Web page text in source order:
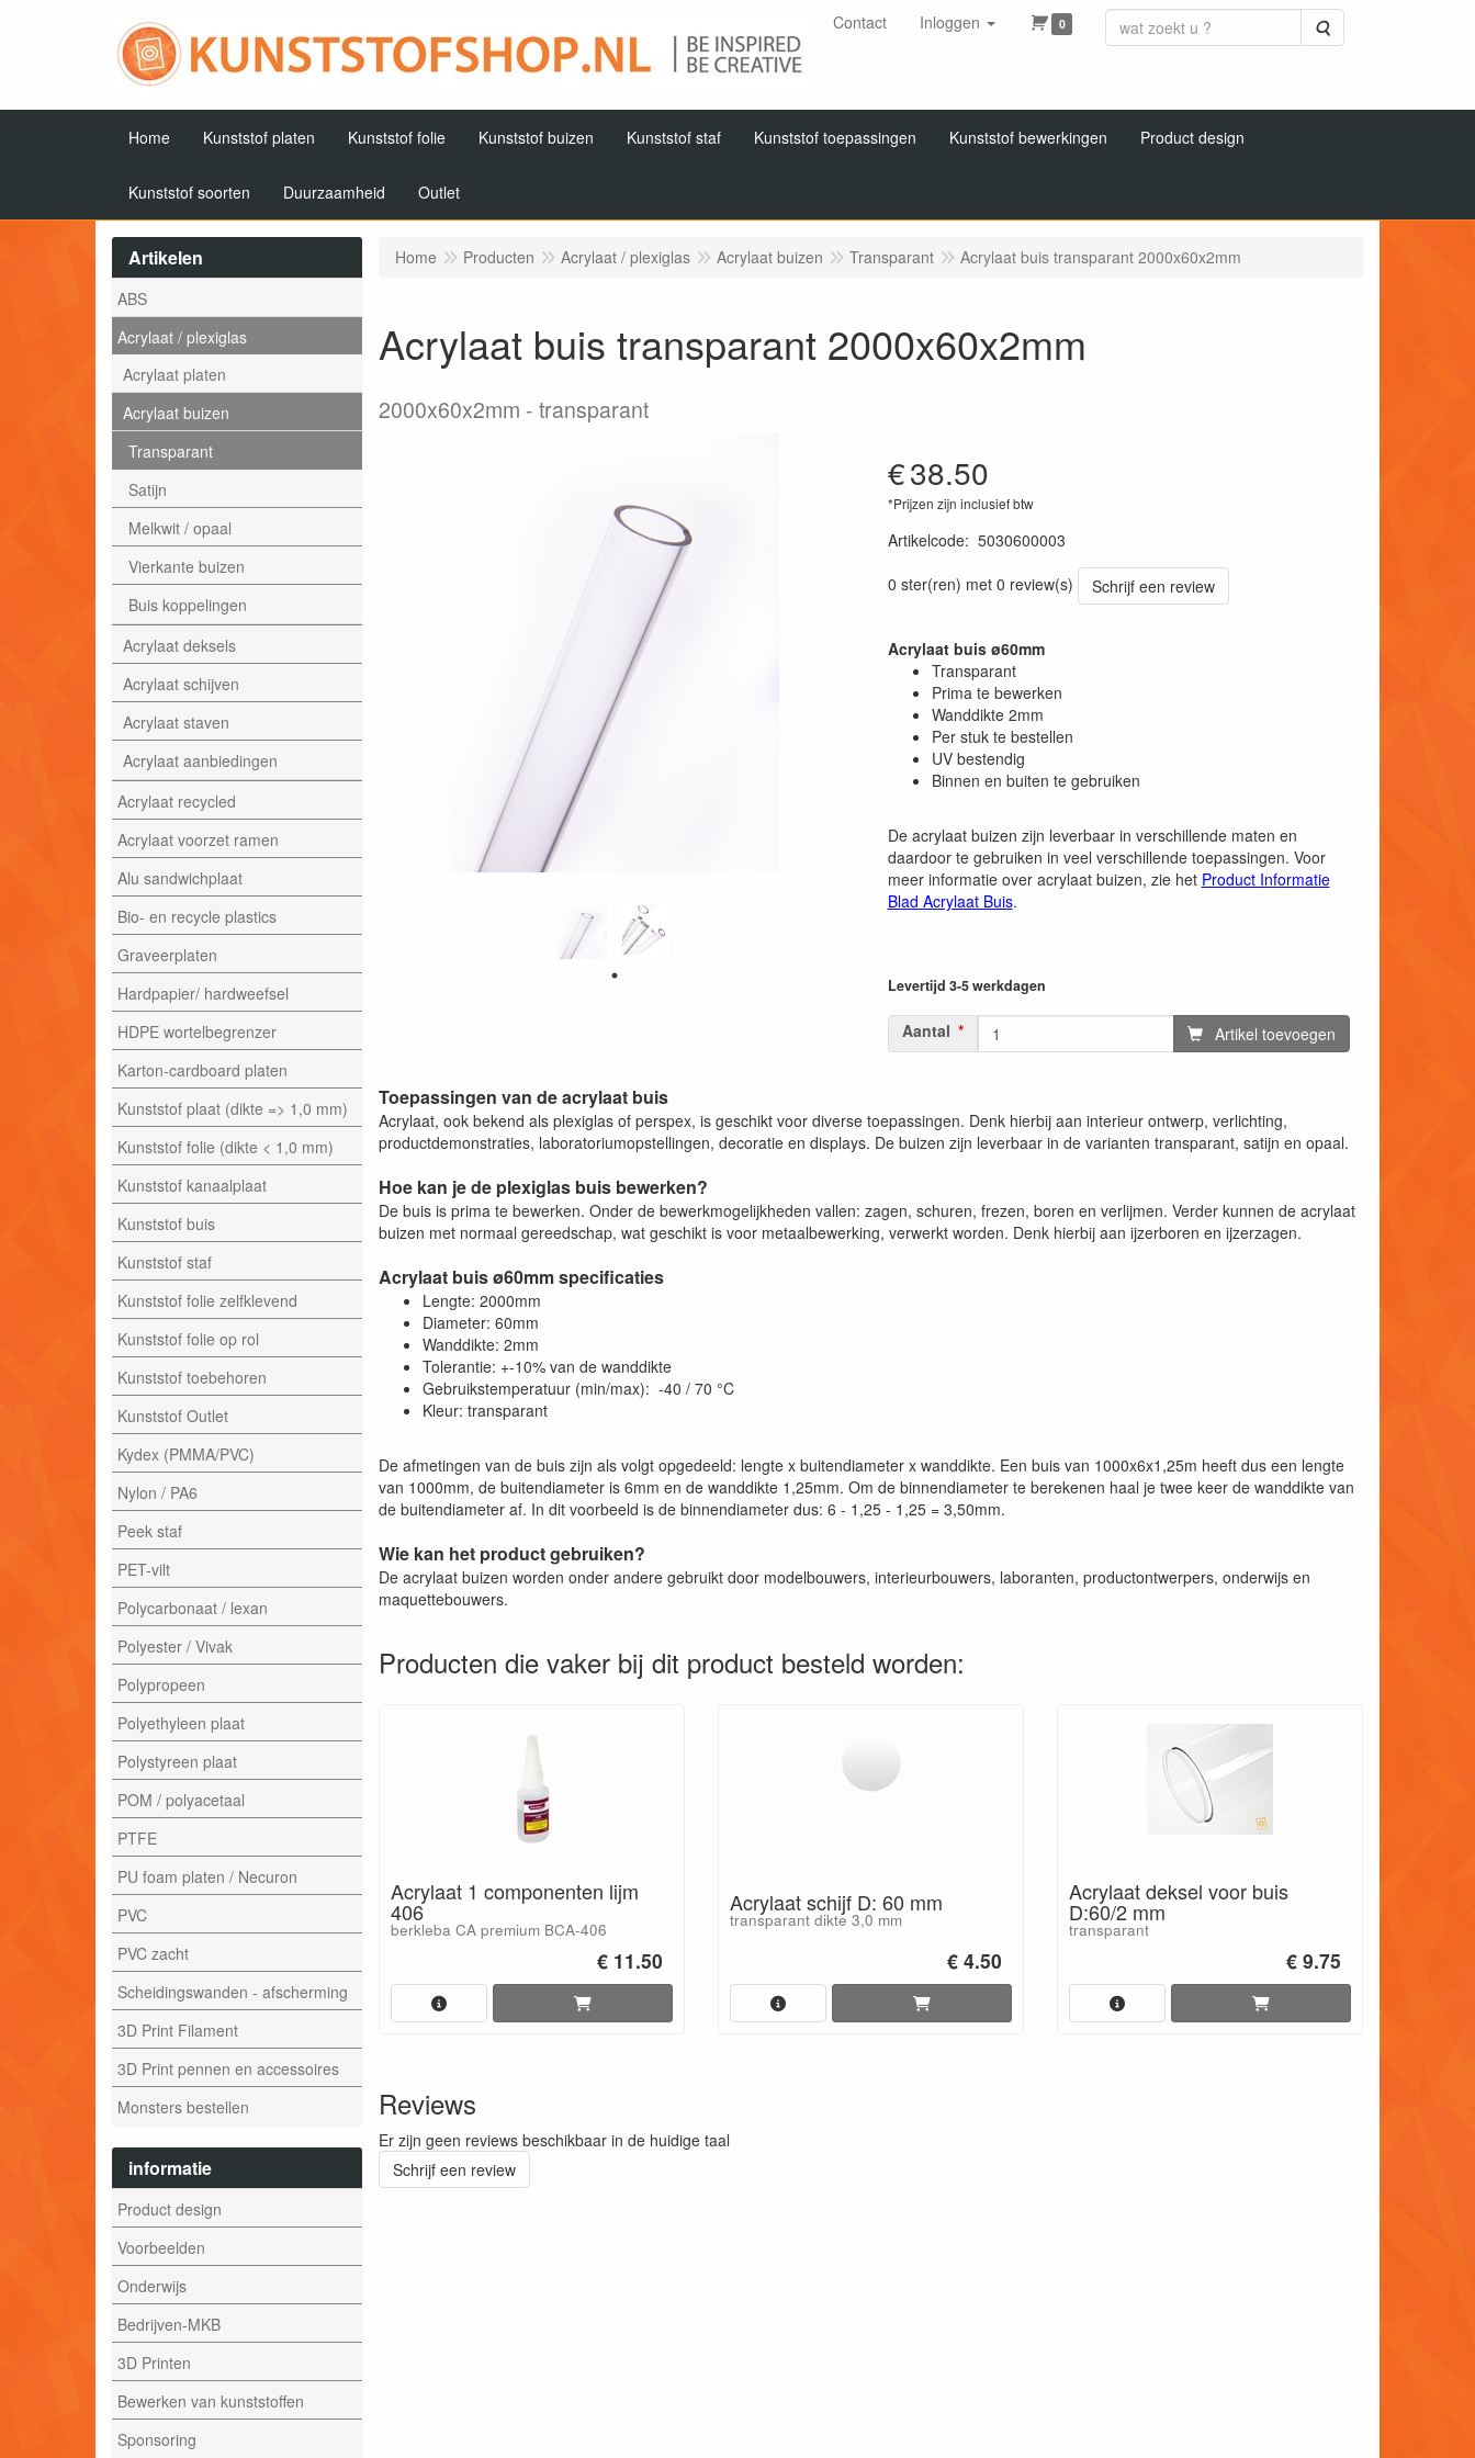
Contact Inloggen 0 Zoeken
Home Kunststof platen Kunststof folie Kunststof buizen Kunststof staf Kunststof toepassingen Kunststof bewerkingen Product design
Kunststof soorten Duurzaamheid Outlet
Artikelen
ABS
Acrylaat / plexiglas
Acrylaat platen
Acrylaat buizen
Transparant
Satijn
Melkwit / opaal
Vierkante buizen
Buis koppelingen
Acrylaat deksels
Acrylaat schijven
Acrylaat staven
Acrylaat aanbiedingen
Acrylaat recycled
Acrylaat voorzet ramen
Alu sandwichplaat
Bio- en recycle plastics
Graveerplaten
Hardpapier/ hardweefsel
HDPE wortelbegrenzer
Karton-cardboard platen
Kunststof plaat (dikte => 1,0 mm)
Kunststof folie (dikte < 1,0 mm)
Kunststof kanaalplaat
Kunststof buis
Kunststof staf
Kunststof folie zelfklevend
Kunststof folie op rol
Kunststof toebehoren
Kunststof Outlet
Kydex (PMMA/PVC)
Nylon / PA6
Peek staf
PET-vilt
Polycarbonaat / lexan
Polyester / Vivak
Polypropeen
Polyethyleen plaat
Polystyreen plaat
POM / polyacetaal
PTFE
PU foam platen / Necuron
PVC
PVC zacht
Scheidingswanden - afscherming
3D Print Filament
3D Print pennen en accessoires
Monsters bestellen
informatie
Product design
Voorbeelden
Onderwijs
Bedrijven-MKB
3D Printen
Bewerken van kunststoffen
Sponsoring
Home Producten Acrylaat / plexiglas Acrylaat buizen Transparant Acrylaat buis transparant 2000x60x2mm
Acrylaat buis transparant 2000x60x2mm
2000x60x2mm transparant
€38.50
*Prijzen zijn inclusief btw
Artikelcode: 5030600003
0 ster(ren) met 0 review(s)
Schrijf een review
Acrylaat buis ø60mm
Transparant
Prima te bewerken
Wanddikte 2mm
Per stuk te bestellen
UV bestendig
Binnen en buiten te gebruiken
De acrylaat buizen zijn leverbaar in verschillende maten en
daardoor te gebruiken in veel verschillende toepassingen. Voor
meer informatie over acrylaat buizen, zie het Product Informatie
Blad Acrylaat Buis.
Levertijd 3-5 werkdagen
Aantal Artikel toevoegen
Toepassingen van de acrylaat buis
Acrylaat, ook bekend als plexiglas of perspex, is geschikt voor diverse toepassingen. Denk hierbij aan interieur ontwerp, verlichting,
productdemonstraties, laboratoriumopstellingen, decoratie en displays. De buizen zijn leverbaar in de varianten transparant, satijn en opaal.
Hoe kan je de plexiglas buis bewerken?
De buis is prima te bewerken. Onder de bewerkmogelijkheden vallen: zagen, schuren, frezen, boren en verlijmen. Verder kunnen de acrylaat
buizen met normaal gereedschap, wat geschikt is voor metaalbewerking, verwerkt worden. Denk hierbij aan ijzerboren en ijzerzagen.
Acrylaat buis ø60mm specificaties
Lengte: 2000mm
Diameter: 60mm
Wanddikte: 2mm
Tolerantie: +-10% van de wanddikte
Gebruikstemperatuur (min/max): -40 / 70 °C
Kleur: transparant
De afmetingen van de buis zijn als volgt opgedeeld: lengte x buitendiameter x wanddikte. Een buis van 1000x6x1,25m heeft dus een lengte
van 1000mm, de buitendiameter is 6mm en de wanddikte 1,25mm. Om de binnendiameter te berekenen haal je twee keer de wanddikte van
de buitendiameter af. In dit voorbeeld is de binnendiameter dus: 6 - 1,25 - 1,25 = 3,50mm.
Wie kan het product gebruiken?
De acrylaat buizen worden onder andere gebruikt door modelbouwers, interieurbouwers, laboranten, productontwerpers, onderwijs en
maquettebouwers.
Producten die vaker bij dit product besteld worden:
Acrylaat 1 componenten lijm
406
berkleba CA premium BCA-406
€ 11.50
Acrylaat schijf D: 60 mm
transparant dikte 3,0 mm
€ 4.50
Acrylaat deksel voor buis
D:60/2 mm
transparant
€ 9.75
Reviews
Er zijn geen reviews beschikbaar in de huidige taal
Schrijf een review